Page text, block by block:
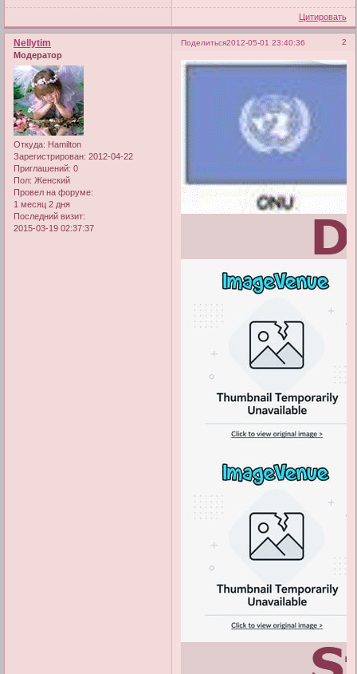
Цитировать
Поделиться 2
2012-05-01 23:40:36
Nellytim
Модератор
Откуда: Hamilton
Зарегистрирован: 2012-04-22
Приглашений: 0
Пол: Женский
Провел на форуме:
1 месяц 2 дня
Последний визит:
2015-03-19 02:37:37